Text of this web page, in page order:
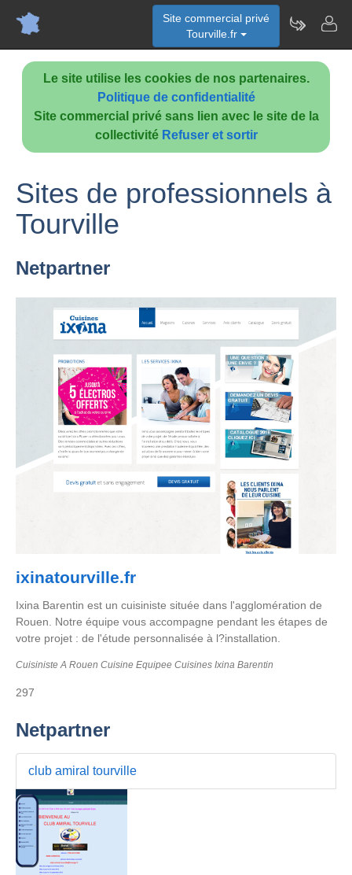
Le site utilise les cookies de nos partenaires.
Politique de confidentialité
Site commercial privé sans lien avec le site de la
collectivité Refuser et sortir
Site commercial privé
Tourville.fr
Sites de professionnels à
Tourville
Netpartner
ixinatourville.fr
Ixina Barentin est un cuisiniste située dans l'agglomération de
Rouen. Notre équipe vous accompagne pendant les étapes de
votre projet : de l'étude personnalisée à l?installation.
Cuisiniste A Rouen Cuisine Equipee Cuisines Ixina Barentin
297
Netpartner
club amiral tourville